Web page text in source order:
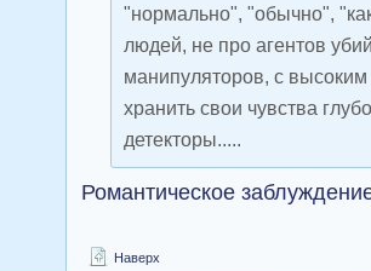
"нормально", "обычно",
людей, не про агентов
манипуляторов, с
хранить свои чувства
детекторы.....
Романтическое
Наверх